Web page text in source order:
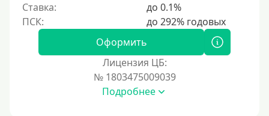
200000 руб
250000 руб
Ставка:
до 0.1%
Оформить
Лицензия ЦБ:
№ 1803475009039
Подробнее